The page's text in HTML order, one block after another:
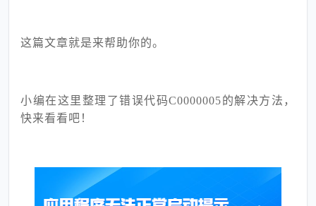
这篇文章就是来帮助你的。
小编在这里整理了错误代码C0000005的解决方法，
快来看看吧！